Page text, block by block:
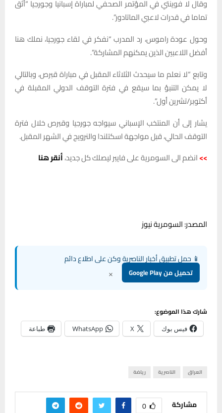
وقال لا فوينتي في المؤتمر الصحفي لمباراة إسبانيا وجورجيا “أثق
تماما في قدرات لاعبي الماتادور”.
وحول عودة راموس، رد المدرب “نفكر في لقاء جورجيا، نملك هنا
أفضل اللاعبين الذين يمكنهم المشاركة”.
وتابع “لا نعلم ما سيحدث الثلاثاء المقبل في مباراة قبرص، وبالتالي
لا يمكن التنبؤ بما سيقع في فترة التوقف الدولي المقبلة في
أكتوبر/تشرين أول”.
يشار إلى أن المنتخب الإسباني سيواجه جورجيا وقبرص خلال فترة
التوقف الحالي، قبل مواجهة اسكتلندا والنرويج في الشهر المقبل.
>>انضم الى السومرية على فايبر ليصلك كل جديد،أنقر هنا
المصدر: السومرية نيوز
📱 حمل تطبيق أخبار الناصرية وكن على اطلاع دائم
تحميل من Google Play ×
شارك هذا الموضوع:
فيس بوك X
WhatsApp طباعة
العراق الناصرية رياضة
مشاركة 0